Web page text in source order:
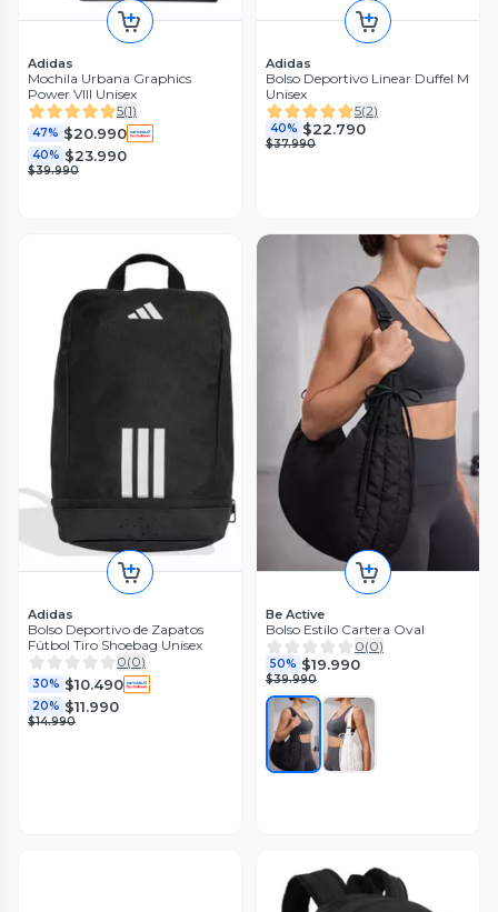
Adidas
Mochila Urbana Graphics
Power VIII Unisex
5(1)
47% $20.990
40% $23.990
$39.990
Adidas
Bolso Deportivo Linear Duffel M
Unisex
5(2)
40% $22.790
$37.990
Adidas
Bolso Deportivo de Zapatos
Fútbol Tiro Shoebag Unisex
0(0)
30% $10.490
20% $11.990
$14.990
Be Active
Bolso Estilo Cartera Oval
0(0)
50% $19.990
$39.990